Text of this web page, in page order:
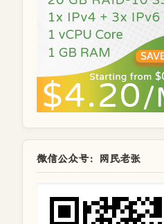
微信公众号：网民老张